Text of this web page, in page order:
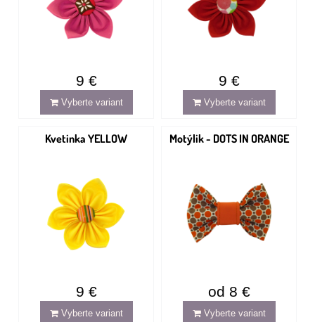
9 €
Vyberte variant
9 €
Vyberte variant
Kvetinka YELLOW
9 €
Vyberte variant
Motýlik - DOTS IN ORANGE
od 8 €
Vyberte variant